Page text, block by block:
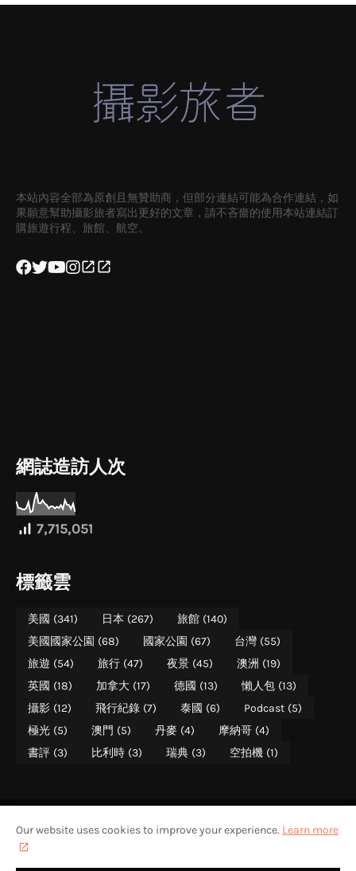
本站內容全部為原創且無贊助商，但部分連結可能為合作連結，如
果願意幫助攝影旅者寫出更好的文章，請不吝嗇的使用本站連結訂
購旅遊行程、旅館、航空。
網誌造訪人次
7,715,051
標籤雲
美國 (341) 日本 (267) 旅館 (140)
美國國家公園 (68) 國家公園 (67) 台灣 (55)
旅遊 (54) 旅行 (47) 夜景 (45) 澳洲 (19)
英國 (18) 加拿大 (17) 德國 (13) 懶人包 (13)
攝影 (12) 飛行紀錄 (7) 泰國 (6) Podcast (5)
極光 (5) 澳門 (5) 丹麥 (4) 摩納哥 (4)
書評 (3) 比利時 (3) 瑞典 (3) 空拍機 (1)
美國國家公園遊記美國國家公園介紹關於攝影旅者聯絡攝影旅者
Our website uses cookies to improve your experience. Learn more